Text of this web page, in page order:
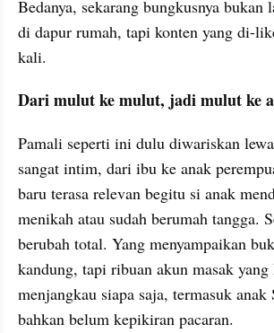
Bedanya, sekarang bungkusnya bukan
di dapur rumah, tapi konten yang di-
kali.
Dari mulut ke mulut, jadi mulut ke
Pamali seperti ini dulu diwariskan
sangat intim, dari ibu ke anak
baru terasa relevan begitu si anak
menikah atau sudah berumah tangga.
berubah total. Yang menyampaikan
kandung, tapi ribuan akun masak yang
menjangkau siapa saja, termasuk anak
bahkan belum kepikiran pacaran.